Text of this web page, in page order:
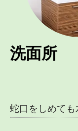
洗面所
蛇口をしめて